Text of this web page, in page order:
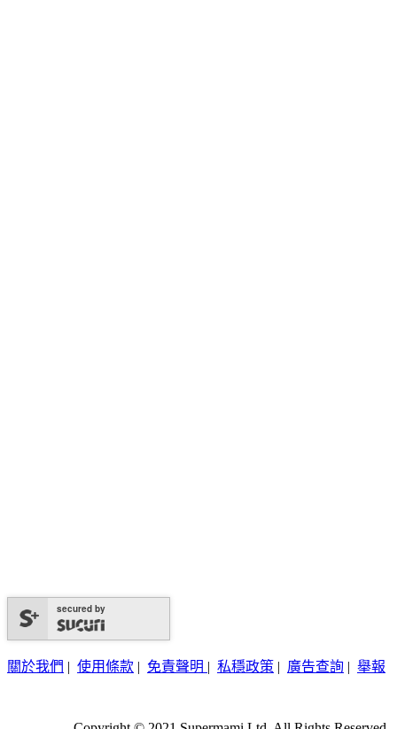
secured by
關於我們 | 使用條款 | 免責聲明 | 私穩政策 | 廣告查詢 | 舉報